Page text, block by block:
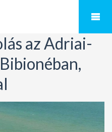
az Adriai-